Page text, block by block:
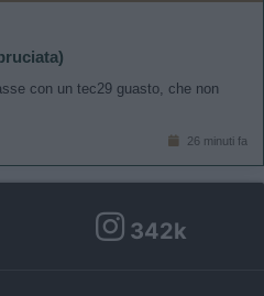
con un tec29 guasto, che non
26 minuti fa
342k